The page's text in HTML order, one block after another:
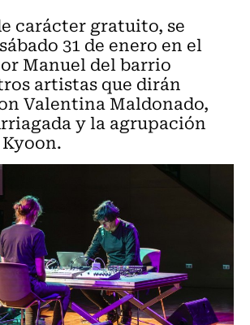
carácter gratuito, se
31 de enero en el
Manuel del barrio
artistas que dirán
Valentina Maldonado,
y la agrupación